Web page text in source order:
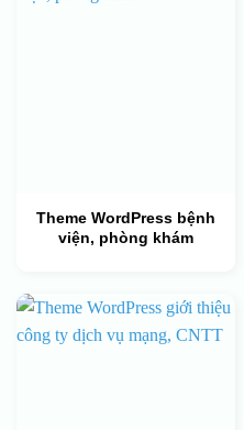
Theme WordPress bệnh
viện, phòng khám